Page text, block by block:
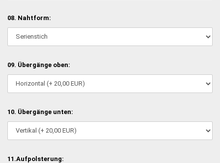
08. Nahtform:
09. Übergänge oben:
10. Übergänge unten:
11.Aufpolsterung: